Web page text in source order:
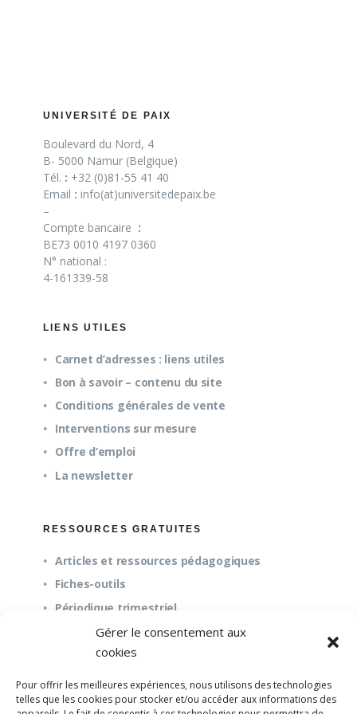
Gérer le consentement aux
cookies
Pour offrir les meilleures expériences, nous utilisons des technologies
telles que les cookies pour stocker et/ou accéder aux informations des
UNIVERSITÉ DE PAIX
Boulevard du Nord, 4
B- 5000 Namur (Belgique)
Tél. : +32 (0)81-55 41 40
Email : info(at)universitedepaix.be
–
Compte bancaire :
BE73 0010 4197 0360
N° national :
4-161339-58
LIENS UTILES
Carnet d’adresses : liens utiles
Bon à savoir – contenu du site
Conditions générales de vente
Interventions sur mesure
Offre d’emploi
La newsletter
RESSOURCES GRATUITES
Articles et ressources pédagogiques
Fiches-outils
Périodique trimestriel
À propos